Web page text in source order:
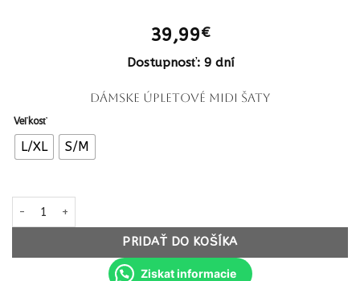
39,99€
Dostupnosť: 9 dní
Dámske úpletové midi šaty
Veľkosť
L/XL S/M
množstvo Dámske úpletové midi šaty Pletené na gombíky black
PRIDAŤ DO KOŠÍKA
Ziskat informacie